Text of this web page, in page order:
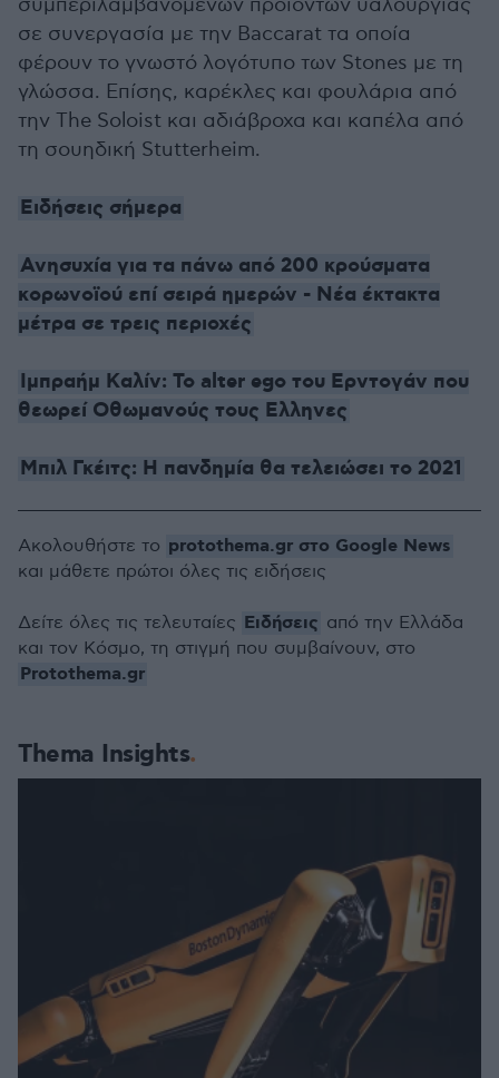
συμπεριλαμβανομένων προϊόντων υαλουργίας
σε συνεργασία με την Baccarat τα οποία
φέρουν το γνωστό λογότυπο των Stones με τη
γλώσσα. Επίσης, καρέκλες και φουλάρια από
την The Soloist και αδιάβροχα και καπέλα από
τη σουηδική Stutterheim.
Ειδήσεις σήμερα
Ανησυχία για τα πάνω από 200 κρούσματα
κορωνοϊού επί σειρά ημερών - Νέα έκτακτα
μέτρα σε τρεις περιοχές
Ιμπραήμ Kαλίν: Το alter ego του Ερντογάν που
θεωρεί Οθωμανούς τους Ελληνες
Μπιλ Γκέιτς: Η πανδημία θα τελειώσει το 2021
Thema Insights
Ακολουθήστε το protothema.gr στο Google News
και μάθετε πρώτοι όλες τις ειδήσεις
Δείτε όλες τις τελευταίες Ειδήσεις από την Ελλάδα
και τον Κόσμο, τη στιγμή που συμβαίνουν, στο
Protothema.gr